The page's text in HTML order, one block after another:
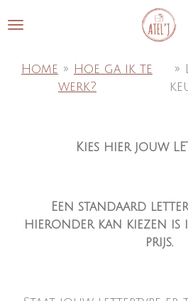
direct
hoofdinhoud
Home » Hoe ga ik te
werk?
»
Kies hier jouw
Een standaard
hieronder kan kiezen is
prijs.